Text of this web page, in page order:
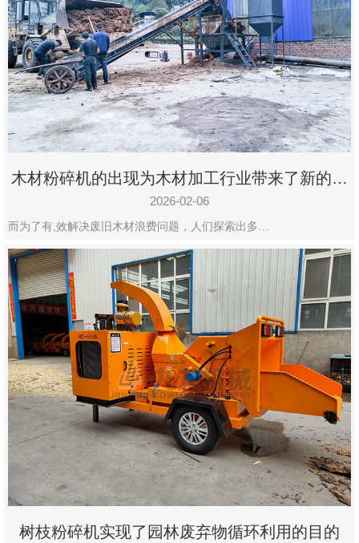
木材粉碎机的出现为木材加工行业带来了新的变
化
2026-02-06
而为了有,效解决废旧木材浪费问题，人们探索出多…
树枝粉碎机实现了园林废弃物循环利用的目的